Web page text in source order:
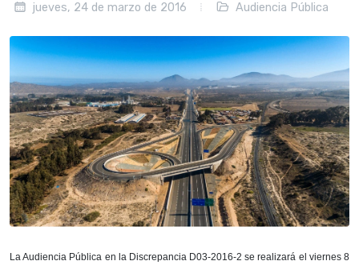
jueves, 24 de marzo de 2016 Audiencia Pública
La Audiencia Pública en la Discrepancia D03-2016-2 se realizará el viernes 8